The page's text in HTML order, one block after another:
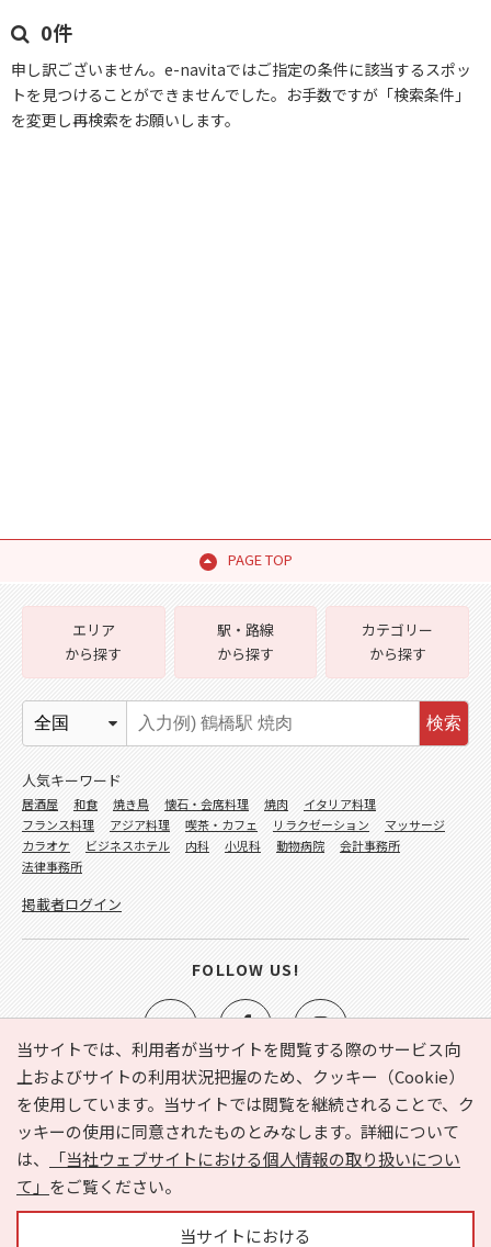
0件
申し訳ございません。e-navitaではご指定の条件に該当するスポッ
トを見つけることができませんでした。お手数ですが「検索条件」
を変更し再検索をお願いします。
PAGE TOP
当サイトでは、利用者が当サイトを閲覧する際のサービス向
上およびサイトの利用状況把握のため、クッキー（Cookie）
を使用しています。当サイトでは閲覧を継続されることで、ク
ッキーの使用に同意されたものとみなします。詳細について
は、
「当社ウェブサイトにおける個人情報の取り扱いについ
て」 をご覧ください。
当サイトにおける
e-NAVITA（イーナビタ）とは？ お気に入り
ヘルプ
利用規約
個人情報の取り扱いについて
運営会社
サイトマップ
広告掲載に関するお問い合わせ
エリア
から探す
駅・路線
から探す
カテゴリー
から探す
検索
人気キーワード
居酒屋 和食 焼き鳥 懐石・会席料理 焼肉
イタリア料理
フランス料理
アジア料理 喫茶・カフェ リラクゼーション
マッサージ
カラオケ
ビジネスホテル 内科 小児科 動物病院
会計事務所
法律事務所
掲載者ログイン
FOLLOW US!